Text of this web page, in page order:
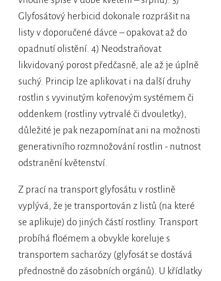
Glyfosátový herbicid dokonale rozprášit na
listy v doporučené dávce – opakovat až do
opadnutí olistění. 4) Neodstraňovat
likvidovaný porost předčasně, ale až je úplně
suchý. Princip lze aplikovat i na další druhy
rostlin s vyvinutým kořenovým systémem či
oddenkem (rostliny vytrvalé či dvouletky),
důležité je pak nezapomínat ani na možnosti
generativního rozmnožování rostlin - nutnost
odstranění květenství.
Z prací na transport glyfosátu v rostlině
vyplývá, že je transportován z listů (na které
se aplikuje) do jiných částí rostliny. Transport
probíhá floémem a obvykle koreluje s
transportem sacharózy (glyfosát se dostává
přednostně do zásobních orgánů). U křídlatky